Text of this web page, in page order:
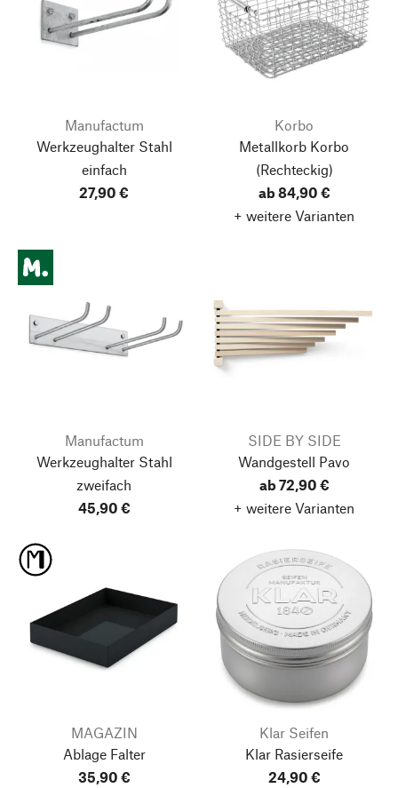
Manufactum
Werkzeughalter Stahl
einfach
27,90 €
Korbo
Metallkorb Korbo
(Rechteckig)
ab 84,90 €
+ weitere Varianten
Manufactum
Werkzeughalter Stahl
zweifach
45,90 €
SIDE BY SIDE
Wandgestell Pavo
ab 72,90 €
+ weitere Varianten
MAGAZIN
Ablage Falter
35,90 €
Klar Seifen
Klar Rasierseife
24,90 €